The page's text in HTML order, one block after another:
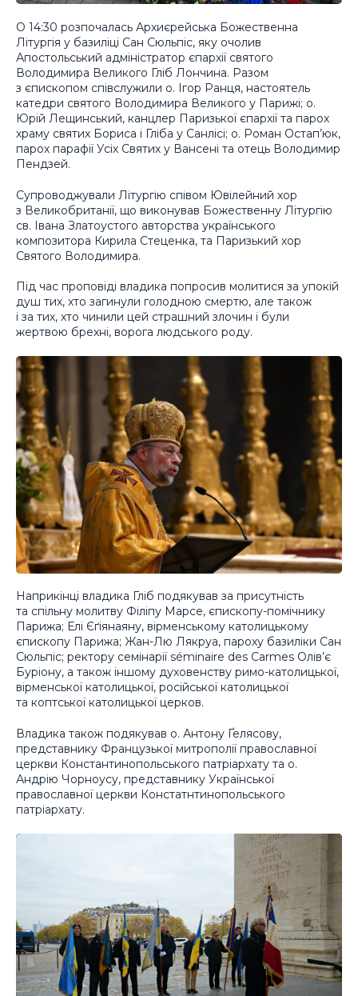
О 14:30 розпочалась Архиєрейська Божественна
Літургія у базиліці Сан Сюльпіс, яку очолив
Апостольський адміністратор єпархії святого
Володимира Великого Гліб Лончина. Разом
з єпископом співслужили о. Ігор Ранця, настоятель
катедри святого Володимира Великого у Парижі; о.
Юрій Лещинський, канцлер Паризької єпархії та парох
храму святих Бориса і Гліба у Санлісі; о. Роман Остап’юк,
парох парафії Усіх Святих у Вансені та отець Володимир
Пендзей.
Супроводжували Літургію співом Ювілейний хор
з Великобританії, що виконував Божественну Літургію
св. Івана Златоустого авторства українського
композитора Кирила Стеценка, та Паризький хор
Святого Володимира.
Під час проповіді владика попросив молитися за упокій
душ тих, хто загинули голодною смертю, але також
і за тих, хто чинили цей страшний злочин і були
жертвою брехні, ворога людського роду.
Наприкінці владика Гліб подякував за присутність
та спільну молитву Філіпу Марсе, єпископу-помічнику
Парижа; Елі Єґіянаяну, вірменському католицькому
єпископу Парижа; Жан-Лю Лякруа, пароху базиліки Сан
Сюльпіс; ректору семінарії séminaire des Carmes Олів’є
Буріону, а також іншому духовенству римо-католицької,
вірменської католицької, російської католицької
та коптської католицької церков.
Владика також подякував о. Антону Ґелясову,
представнику Французької митрополії православної
церкви Константинопольського патріархату та о.
Андрію Чорноусу, представнику Української
православної церкви Констатнтинопольського
патріархату.